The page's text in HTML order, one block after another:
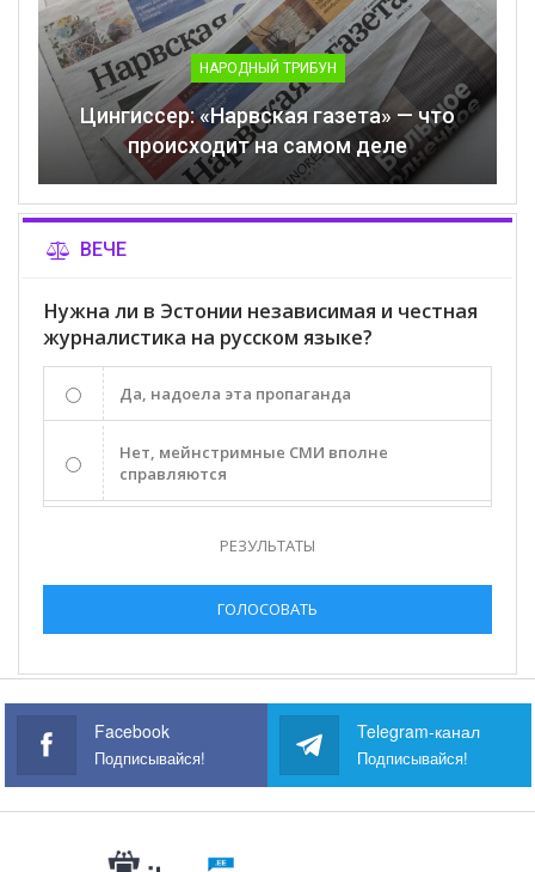
НАРОДНЫЙ ТРИБУН
Цингиссер: «Нарвская газета» — что
происходит на самом деле
ВЕЧЕ
Нужна ли в Эстонии независимая и честная
журналистика на русском языке?
Да, надоела эта пропаганда
Нет, мейнстримные СМИ вполне
справляются
РЕЗУЛЬТАТЫ
ГОЛОСОВАТЬ
Facebook
Подписывайся!
Telegram-канал
Подписывайся!